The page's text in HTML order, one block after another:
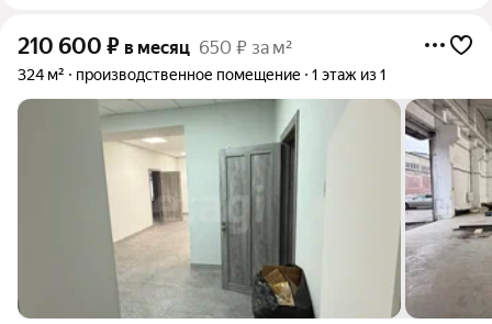
210 600 ₽ в месяц 650 ₽ за м²
324 м² производственное помещение 1 этаж из 1